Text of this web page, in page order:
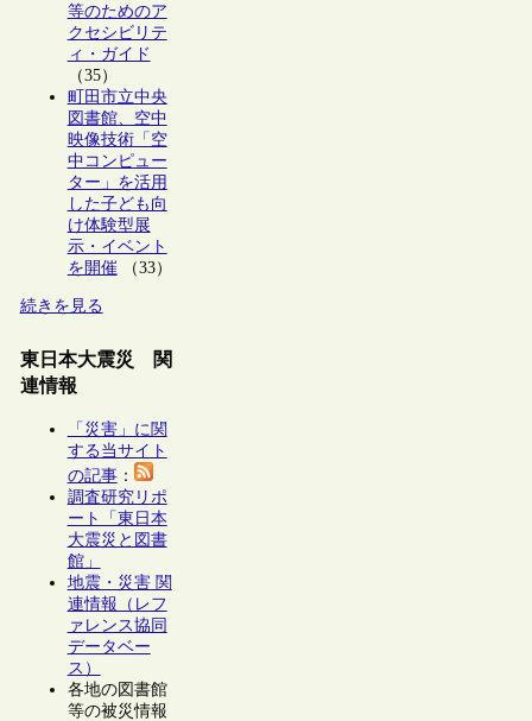
等のためのア
クセシビリテ
ィ・ガイド
（35）
町田市立中央
図書館、空中
映像技術「空
中コンピュー
ター」を活用
した子ども向
け体験型展
示・イベント
を開催（33）
続きを見る
東日本大震災 関
連情報
「災害」に関
する当サイト
の記事：
調査研究リポ
ート「東日本
大震災と図書
館」
地震・災害 関
連情報（レフ
ァレンス協同
データベー
ス）
各地の図書館
等の被災情報